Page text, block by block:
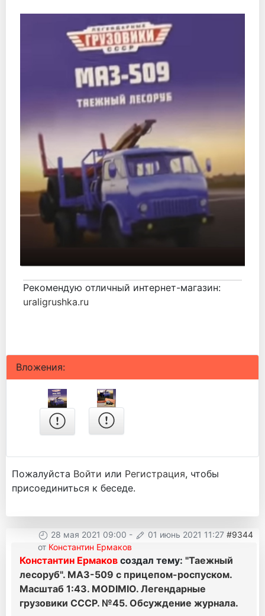
Рекомендую отличный интернет-магазин:
uraligrushka.ru
Вложения:
Пожалуйста Войти или Регистрация, чтобы
присоединиться к беседе.
28 мая 2021 09:00 - 01 июнь 2021 11:27 #9344
от Константин Ермаков
Константин Ермаков создал тему: "Таежный
лесоруб". МАЗ-509 с прицепом-роспуском.
Масштаб 1:43. MODIMIO. Легендарные
грузовики СССР. №45. Обсуждение журнала.